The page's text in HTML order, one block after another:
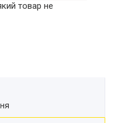
товар не